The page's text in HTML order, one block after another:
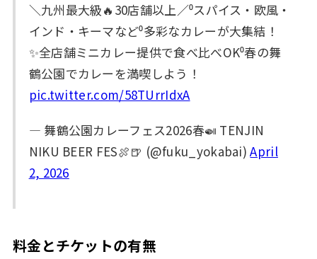
＼九州最大級🔥30店舗以上／⁰スパイス・欧風・
インド・キーマなど⁰多彩なカレーが大集結！
✨全店舗ミニカレー提供で食べ比べOK⁰春の舞
鶴公園でカレーを満喫しよう！
pic.twitter.com/58TUrrIdxA
— 舞鶴公園カレーフェス2026春🍛 TENJIN
NIKU BEER FES🍖🍺 (@fuku_yokabai)April
2, 2026
料金とチケットの有無